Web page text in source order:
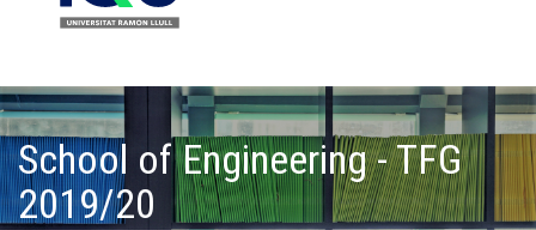
School of Engineering - TFG
2019/20